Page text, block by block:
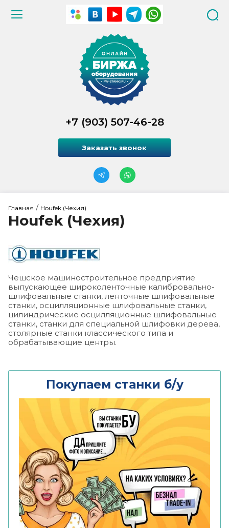
+7 (903) 507-46-28
Заказать звонок
Главная / Houfek (Чехия)
Houfek (Чехия)
Покупаем станки б/у
Чешское машиностроительное предприятие
выпускающее широколенточные калибровально-
шлифовальные станки, ленточные шлифовальные
станки, осцилляционные шлифовальные станки,
цилиндрические осцилляционные шлифовальные
станки, станки для специальной шлифовки дерева,
столярные станки классического типа и
обрабатывающие центры.